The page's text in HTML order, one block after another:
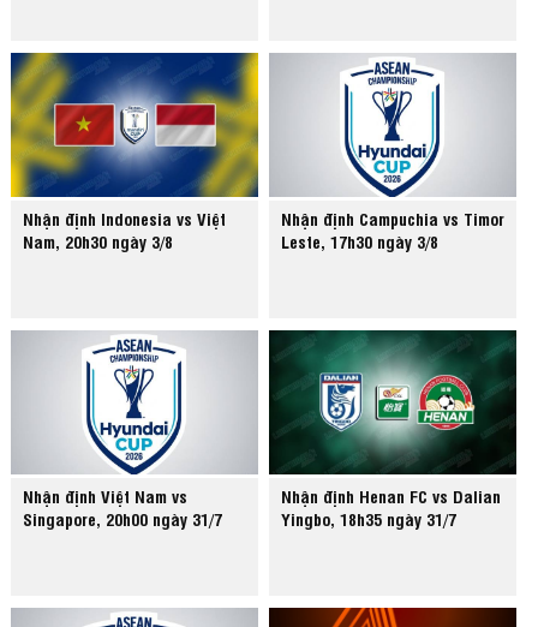
Nhận định Indonesia vs Việt
Nam, 20h30 ngày 3/8
Nhận định Campuchia vs Timor
Leste, 17h30 ngày 3/8
Nhận định Việt Nam vs
Singapore, 20h00 ngày 31/7
Nhận định Henan FC vs Dalian
Yingbo, 18h35 ngày 31/7